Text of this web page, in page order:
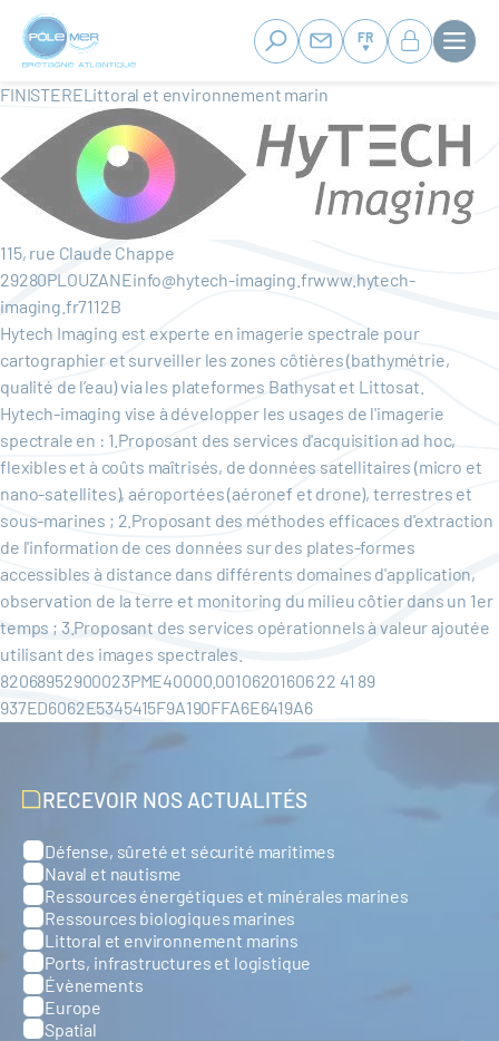
Panneau de gestion des cookies
Aller
contenu
principal
FR
FINISTERELittoral et environnement marin
115, rue Claude Chappe
29280PLOUZANEinfo@hytech-imaging.frwww.hytech-
imaging.fr7112B
Hytech Imaging est experte en imagerie spectrale pour
cartographier et surveiller les zones côtières (bathymétrie,
qualité de l’eau) via les plateformes Bathysat et Littosat.
Hytech-imaging vise à développer les usages de l'imagerie
spectrale en : 1.Proposant des services d'acquisition ad hoc,
flexibles et à coûts maîtrisés, de données satellitaires (micro et
nano-satellites), aéroportées (aéronef et drone), terrestres et
sous-marines ; 2.Proposant des méthodes efficaces d'extraction
de l'information de ces données sur des plates-formes
accessibles à distance dans différents domaines d'application,
observation de la terre et monitoring du milieu côtier dans un 1er
temps ; 3.Proposant des services opérationnels à valeur ajoutée
utilisant des images spectrales.
82068952900023PME40000.00106201606 22 41 89
937ED6062E5345415F9A190FFA6E6419A6
RECEVOIR NOS ACTUALITÉS
Catégories
Défense, sûreté et sécurité maritimes
Naval et nautisme
Ressources énergétiques et minérales marines
Ressources biologiques marines
Littoral et environnement marins
Ports, infrastructures et logistique
Évènements
Europe
Spatial